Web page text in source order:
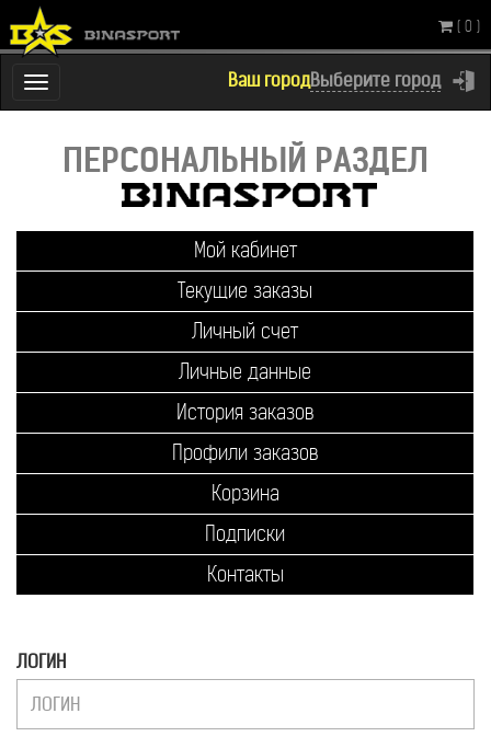
Ваш городВыберите город
( 0 )
Переключатель
навигации
ПЕРСОНАЛЬНЫЙ
Мой кабинет
Текущие заказы
Личный счет
Личные данные
История заказов
Профили заказов
Корзина
Подписки
Контакты
ЛОГИН